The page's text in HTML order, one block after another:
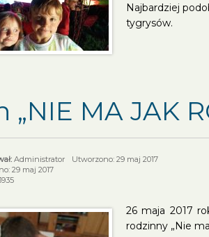
Najbardziej
tygrysów.
„NIE MA JAK
Administrator
Utworzono: 29 maj 2017
29 maj 2017
26 maja 2017
rodzinny „Nie